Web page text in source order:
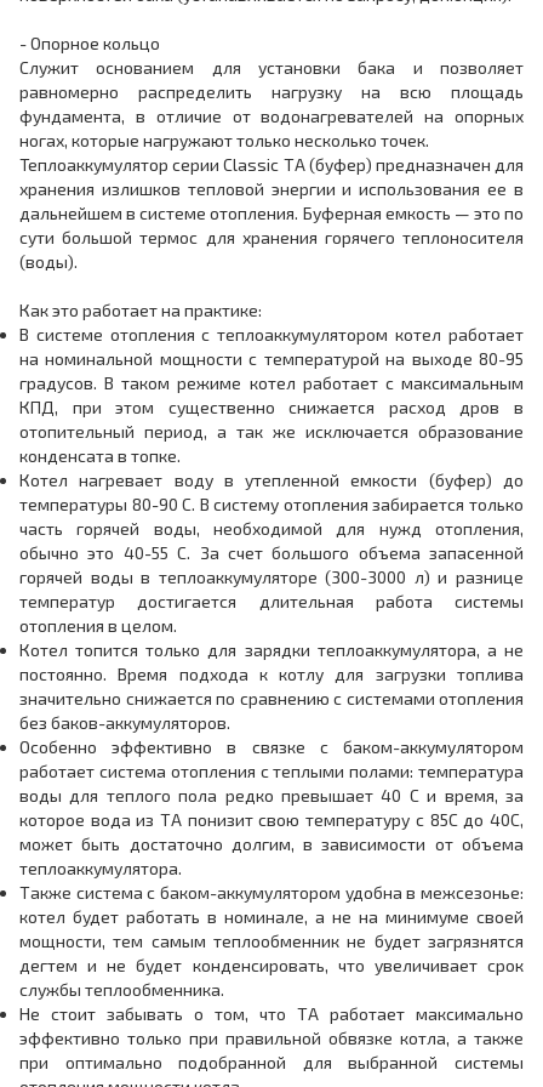
- Опорное кольцо
Служит основанием для установки бака и позволяет
равномерно распределить нагрузку на всю площадь
фундамента, в отличие от водонагревателей на опорных
ногах, которые нагружают только несколько точек.
Теплоаккумулятор серии Classic ТА (буфер) предназначен для
хранения излишков тепловой энергии и использования ее в
дальнейшем в системе отопления. Буферная емкость — это по
сути большой термос для хранения горячего теплоносителя
(воды).
Как это работает на практике:
В системе отопления с теплоаккумулятором котел работает
на номинальной мощности с температурой на выходе 80-95
градусов. В таком режиме котел работает с максимальным
КПД, при этом существенно снижается расход дров в
отопительный период, а так же исключается образование
конденсата в топке.
Котел нагревает воду в утепленной емкости (буфер) до
температуры 80-90 С. В систему отопления забирается только
часть горячей воды, необходимой для нужд отопления,
обычно это 40-55 С. За счет большого объема запасенной
горячей воды в теплоаккумуляторе (300-3000 л) и разнице
температур достигается длительная работа системы
отопления в целом.
Котел топится только для зарядки теплоаккумулятора, а не
постоянно. Время подхода к котлу для загрузки топлива
значительно снижается по сравнению с системами отопления
без баков-аккумуляторов.
Особенно эффективно в связке с баком-аккумулятором
работает система отопления с теплыми полами: температура
воды для теплого пола редко превышает 40 С и время, за
которое вода из ТА понизит свою температуру с 85С до 40С,
может быть достаточно долгим, в зависимости от объема
теплоаккумулятора.
Также система с баком-аккумулятором удобна в межсезонье:
котел будет работать в номинале, а не на минимуме своей
мощности, тем самым теплообменник не будет загрязнятся
дегтем и не будет конденсировать, что увеличивает срок
службы теплообменника.
Не стоит забывать о том, что ТА работает максимально
эффективно только при правильной обвязке котла, а также
при оптимально подобранной для выбранной системы